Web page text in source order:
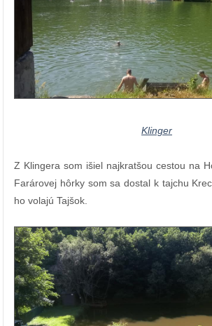
Klinger
Z Klingera som išiel najkratšou cestou na
Farárovej hôrky som sa dostal k tajchu
ho volajú Tajšok.